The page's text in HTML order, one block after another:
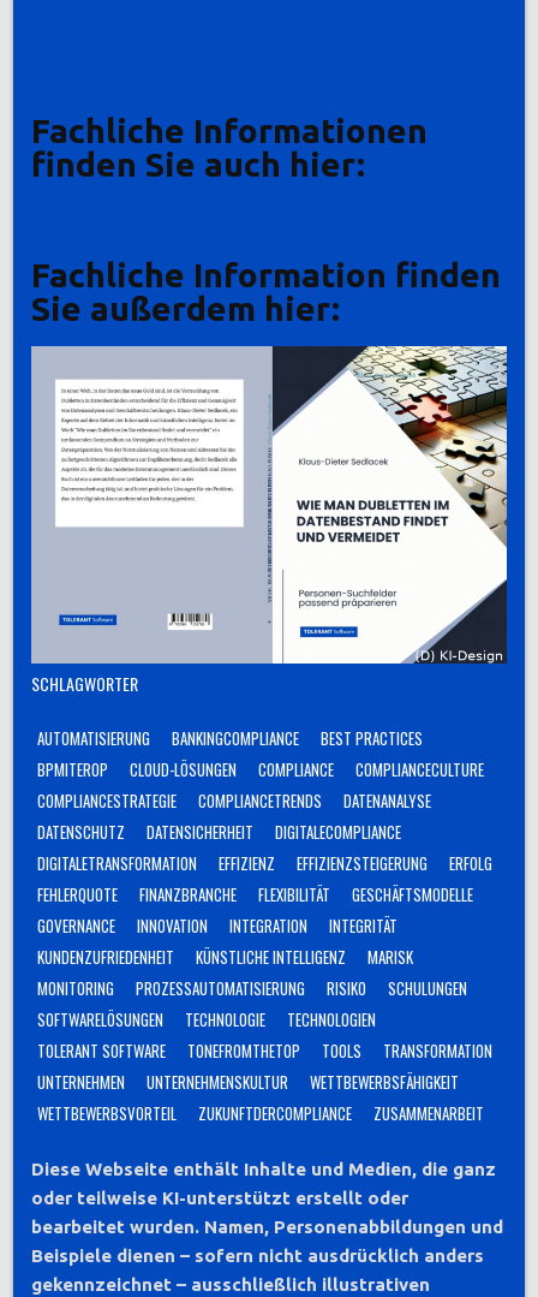
Fachliche Informationen
finden Sie auch hier:
Fachliche Information finden
Sie außerdem hier:
SCHLAGWÖRTER
AUTOMATISIERUNG BANKINGCOMPLIANCE
BEST PRACTICES
BPMITEROP
CLOUD-LÖSUNGEN COMPLIANCE
COMPLIANCECULTURE
COMPLIANCESTRATEGIE
COMPLIANCETRENDS
DATENANALYSE
DATENSCHUTZ
DATENSICHERHEIT
DIGITALECOMPLIANCE
DIGITALETRANSFORMATION
EFFIZIENZ EFFIZIENZSTEIGERUNG
ERFOLG
FEHLERQUOTE
FINANZBRANCHE FLEXIBILITÄT
GESCHÄFTSMODELLE
GOVERNANCE
INNOVATION INTEGRATION
INTEGRITÄT
KUNDENZUFRIEDENHEIT
KÜNSTLICHE INTELLIGENZ
MARISK
MONITORING
PROZESSAUTOMATISIERUNG RISIKO
SCHULUNGEN
SOFTWARELÖSUNGEN
TECHNOLOGIE
TECHNOLOGIEN
TOLERANT SOFTWARE
TONEFROMTHETOP TOOLS
TRANSFORMATION
UNTERNEHMEN
UNTERNEHMENSKULTUR
WETTBEWERBSFÄHIGKEIT
WETTBEWERBSVORTEIL
ZUKUNFTDERCOMPLIANCE ZUSAMMENARBEIT
Diese Webseite enthält Inhalte und Medien, die ganz
oder teilweise KI-unterstützt erstellt oder
bearbeitet wurden. Namen, Personenabbildungen und
Beispiele dienen – sofern nicht ausdrücklich anders
gekennzeichnet – ausschließlich illustrativen